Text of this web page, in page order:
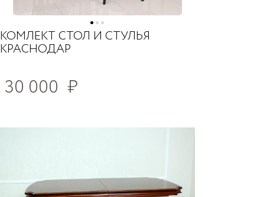
КОМЛЕКТ СТОЛ И СТУЛЬЯ
КРАСНОДАР
30 000 ₽